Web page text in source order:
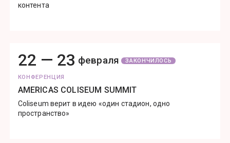
контента
22 — 23 февраля ЗАКОНЧИЛОСЬ
КОНФЕРЕНЦИЯ
AMERICAS COLISEUM SUMMIT
Coliseum верит в идею «один стадион, одно
пространство»